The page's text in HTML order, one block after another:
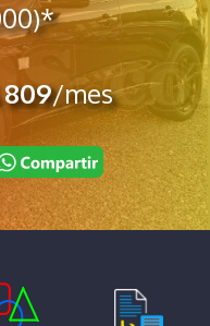
809/mes